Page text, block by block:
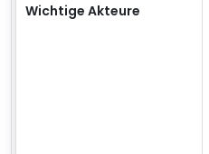
Wichtige Akteure